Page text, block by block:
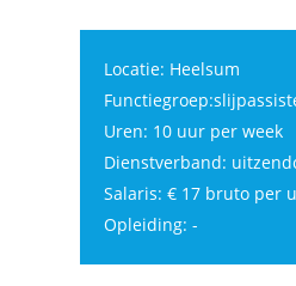
Locatie: Heelsum
Uren: 10 uur per week
Dienstverband:
Salaris: € 17 bruto per
Opleiding: -